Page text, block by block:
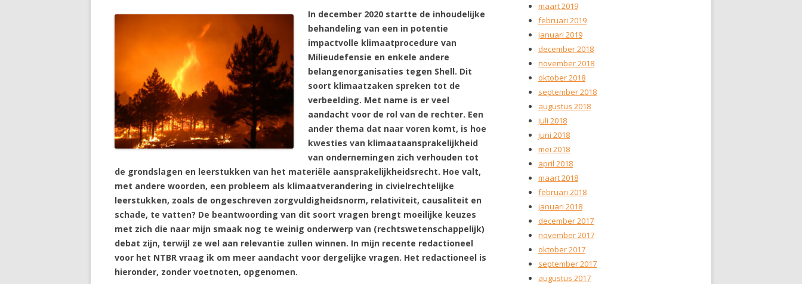
In december 2020 startte de inhoudelijke
behandeling van een in potentie
impactvolle klimaatprocedure van
Milieudefensie en enkele andere
belangenorganisaties tegen Shell. Dit
soort klimaatzaken spreken tot de
verbeelding. Met name is er veel
aandacht voor de rol van de rechter. Een
ander thema dat naar voren komt, is hoe
kwesties van klimaataansprakelijkheid
van ondernemingen zich verhouden tot
de grondslagen en leerstukken van het materiële aansprakelijkheidsrecht. Hoe valt,
met andere woorden, een probleem als klimaatverandering in civielrechtelijke
leerstukken, zoals de ongeschreven zorgvuldigheidsnorm, relativiteit, causaliteit en
schade, te vatten? De beantwoording van dit soort vragen brengt moeilijke keuzes
met zich die naar mijn smaak nog te weinig onderwerp van (rechtswetenschappelijk)
debat zijn, terwijl ze wel aan relevantie zullen winnen. In mijn recente redactioneel
voor het NTBR vraag ik om meer aandacht voor dergelijke vragen. Het redactioneel is
hieronder, zonder voetnoten, opgenomen.
maart 2019
februari 2019
januari 2019
december 2018
november 2018
oktober 2018
september 2018
augustus 2018
juli 2018
juni 2018
mei 2018
april 2018
maart 2018
februari 2018
januari 2018
december 2017
november 2017
oktober 2017
september 2017
augustus 2017